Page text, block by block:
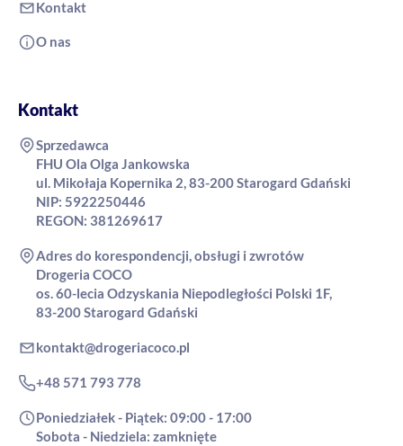
Kontakt
O nas
Kontakt
Sprzedawca
FHU Ola Olga Jankowska
ul. Mikołaja Kopernika 2, 83-200 Starogard Gdański
NIP: 5922250446
REGON: 381269617
Adres do korespondencji, obsługi i zwrotów
Drogeria COCO
os. 60-lecia Odzyskania Niepodległości Polski 1F,
83-200 Starogard Gdański
kontakt@drogeriacoco.pl
+48 571 793 778
Poniedziałek - Piątek: 09:00 - 17:00
Sobota - Niedziela: zamknięte